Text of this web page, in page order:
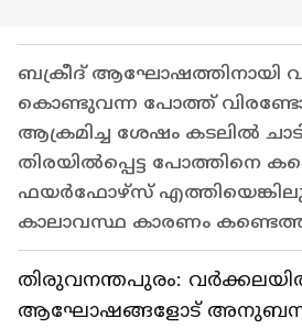
ബക്രീദ് ആഘോഷത്തിനായി
കൊണ്ടുവന്ന പോത്ത്
ആക്രമിച്ച ശേഷം കടലിൽ
തിരയിൽപ്പെട്ട പോത്തിനെ
ഫയർഫോഴ്സ്
കാലാവസ്ഥ കാരണം
തിരുവനന്തപുരം:
ആഘോഷങ്ങളോട്